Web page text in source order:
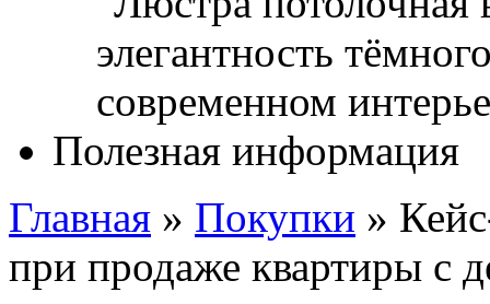
Полезная информация
Главная » Покупки »
при продаже квартиры с